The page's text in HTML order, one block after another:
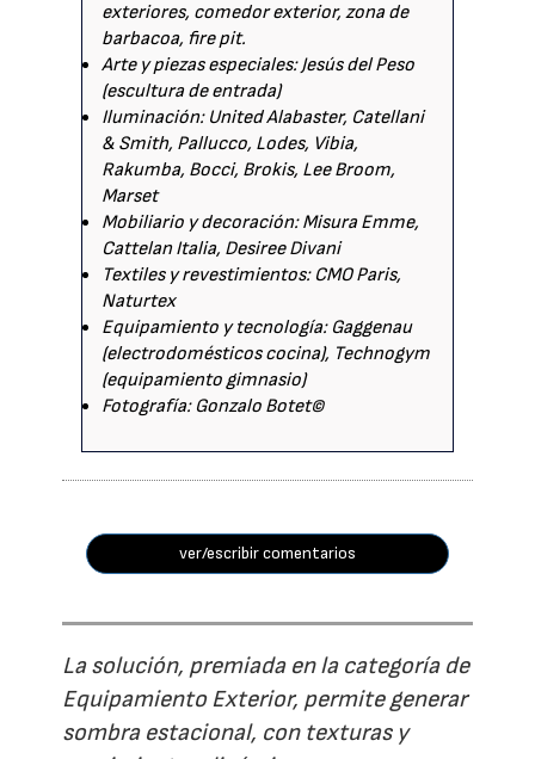
exteriores, comedor exterior, zona de
barbacoa, fire pit.
Arte y piezas especiales: Jesús del Peso
(escultura de entrada)
Iluminación: United Alabaster, Catellani
& Smith, Pallucco, Lodes, Vibia,
Rakumba, Bocci, Brokis, Lee Broom,
Marset
Mobiliario y decoración: Misura Emme,
Cattelan Italia, Desiree Divani
Textiles y revestimientos: CMO Paris,
Naturtex
Equipamiento y tecnología: Gaggenau
(electrodomésticos cocina), Technogym
(equipamiento gimnasio)
Fotografía: Gonzalo Botet©
ver/escribir comentarios
La solución, premiada en la categoría de
Equipamiento Exterior, permite generar
sombra estacional, con texturas y